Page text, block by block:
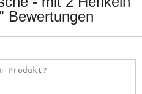
Bewertungen